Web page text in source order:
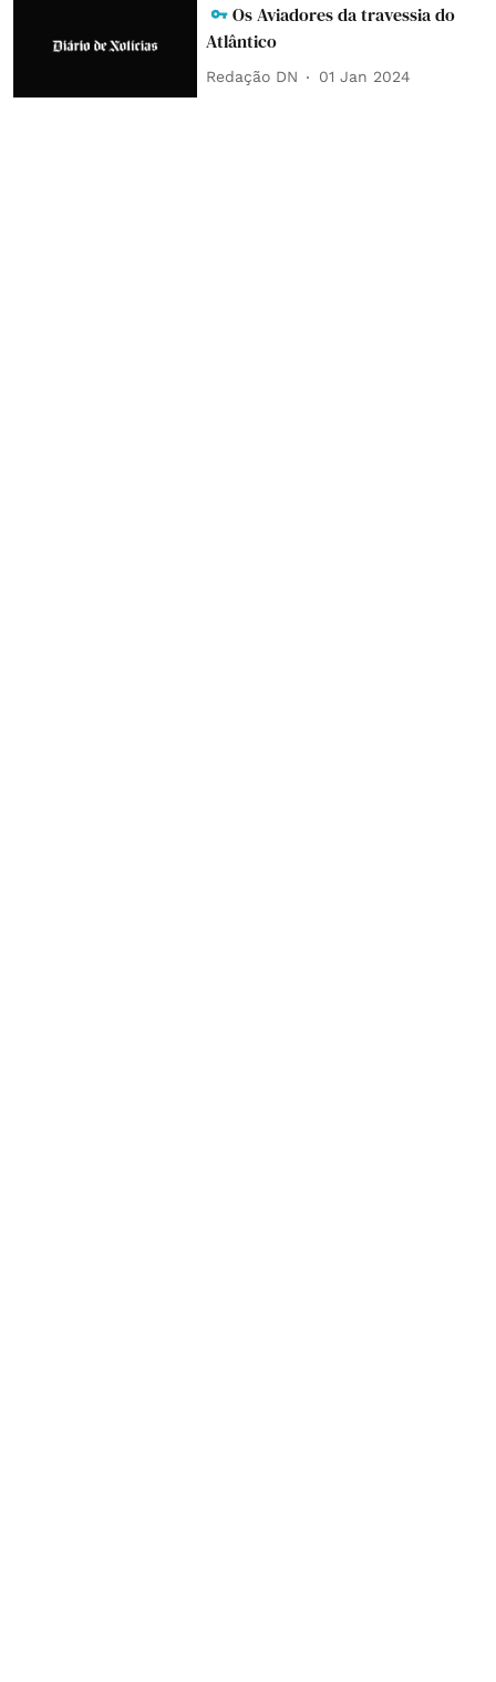
Os Aviadores da travessia do
Atlântico
Redação DN 01 Jan 2024